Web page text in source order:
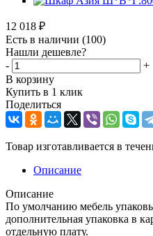
12 018 ₽
Есть в наличии (100)
Нашли дешевле?
-
+
В корзину
Купить в 1 клик
Поделиться
Товар изготавливается в
Описание
Описание
По умолчанию мебель
дополнительная упаковка в
отдельную плату.